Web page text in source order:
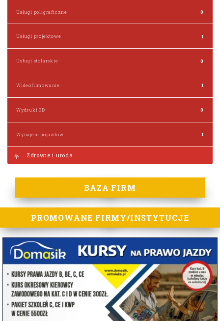
Usługi poligraficzne 0
Usługi projektowe 1
Usługi stolarskie 0
Wideofilmowanie 1
Wydruki 3D 0
Wynajem pojazdów 1
Zdrowie i uroda
BAZA FIRM
PROMOWANE FIRMY/INSTYTUCJE